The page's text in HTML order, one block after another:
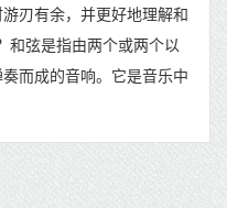
刃有余，并更好地理解和
和弦是指由两个或两个以
而成的音响。它是音乐中